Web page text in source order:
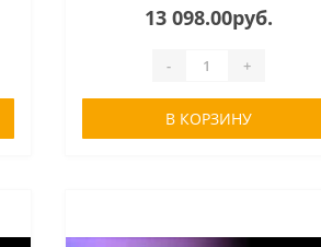
13 098.00руб.
- +
В КОРЗИНУ